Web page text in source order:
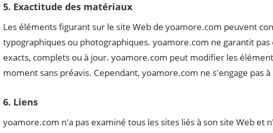
5. Exactitude des matériaux
Les éléments figurant sur le site Web de yoamore.com peuvent
typographiques ou photographiques. yoamore.com ne garantit
exacts, complets ou à jour. yoamore.com peut modifier les
moment sans préavis. Cependant, yoamore.com ne s'engage pas
6. Liens
yoamore.com n'a pas examiné tous les sites liés à son site Web et